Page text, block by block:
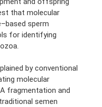
that molecular
sperm
for identifying
by conventional
molecular
fragmentation and
semen